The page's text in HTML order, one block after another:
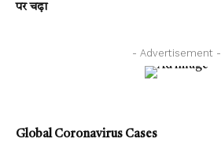
पर चढ़ा
- Advertisement -
Global Coronavirus Cases